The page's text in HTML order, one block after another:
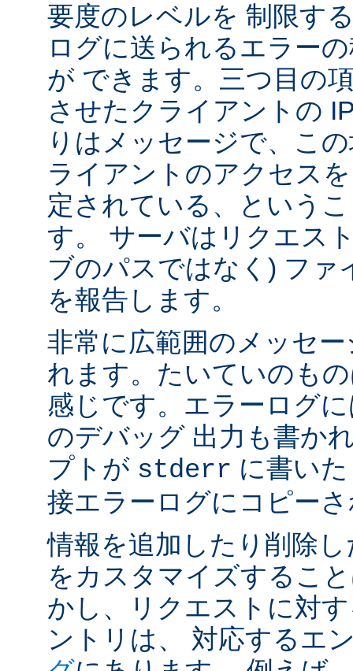
要度のレベルを 制限す
ログに送られるエラー
が できます。三つ目の
させたクライアントの
りはメッセージで、こ
ライアントのアクセス
定されている、という
す。 サーバはリクエス
ブのパスではなく) ファ
を報告します。
非常に広範囲のメッセ
れます。たいていのも
感じです。エラーログ
のデバッグ 出力も書か
プトが stderr に書い
接エラーログにコピー
情報を追加したり削除
をカスタマイズするこ
かし、リクエストに対
ントリは、 対応するエ